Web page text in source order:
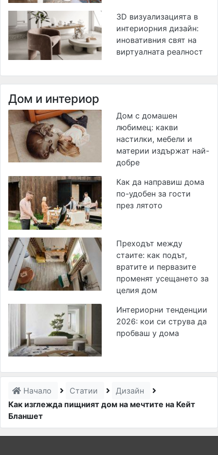
3D визуализацията в
интериорния дизайн:
иновативния свят на
виртуалната реалност
Дом и интериор
Дом с домашен
любимец: какви
настилки, мебели и
материи издържат най-
добре
Как да направиш дома
по-удобен за гости
през лятото
Преходът между
стаите: как подът,
вратите и первазите
променят усещането за
целия дом
Интериорни тенденции
2026: кои си струва да
пробваш у дома
Начало Статии
Дизайн
Как изглежда пищният дом на мечтите на Кейт
Бланшет